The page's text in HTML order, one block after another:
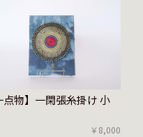
点物】一閑張糸掛け 小
￥8,000